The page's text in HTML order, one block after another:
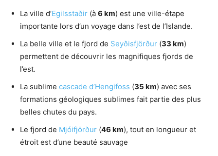
La ville d’Egilsstaðir (à 6 km) est une ville-étape
importante lors d’un voyage dans l’est de l’Islande.
La belle ville et le fjord de Seyðisfjörður (33 km)
permettent de découvrir les magnifiques fjords de
l’est.
La sublime cascade d’Hengifoss (35 km) avec ses
formations géologiques sublimes fait partie des plus
belles chutes du pays.
Le fjord de Mjóifjörður (46 km), tout en longueur et
étroit est d’une beauté sauvage